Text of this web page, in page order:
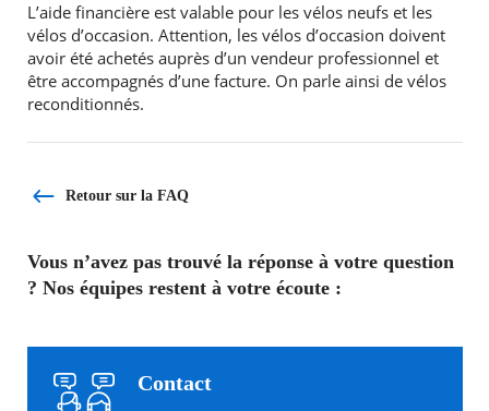
L’aide financière est valable pour les vélos neufs et les
vélos d’occasion. Attention, les vélos d’occasion doivent
avoir été achetés auprès d’un vendeur professionnel et
être accompagnés d’une facture. On parle ainsi de vélos
reconditionnés.
Retour sur la FAQ
Vous n’avez pas trouvé la réponse à votre question
? Nos équipes restent à votre écoute :
Contact